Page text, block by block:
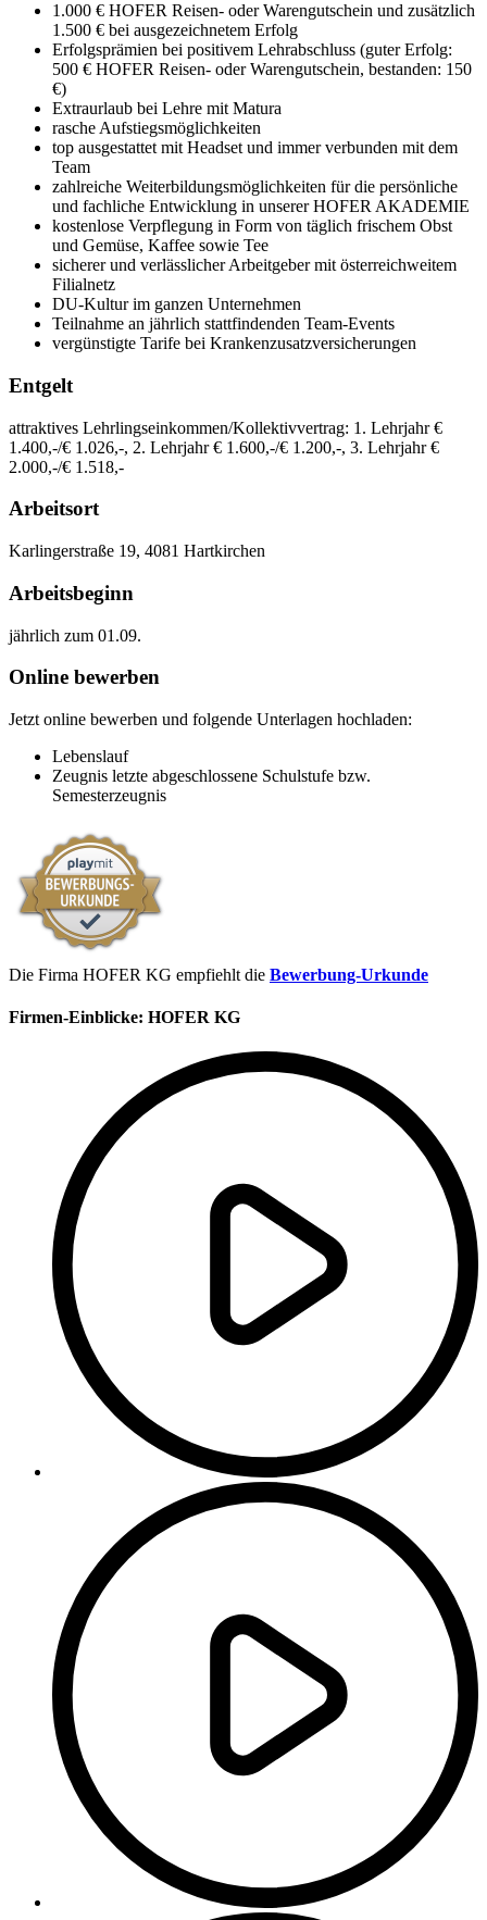
1.000 € HOFER Reisen- oder Warengutschein und zusätzlich
1.500 € bei ausgezeichnetem Erfolg
Erfolgsprämien bei positivem Lehrabschluss (guter Erfolg:
500 € HOFER Reisen- oder Warengutschein, bestanden: 150
€)
Extraurlaub bei Lehre mit Matura
rasche Aufstiegsmöglichkeiten
top ausgestattet mit Headset und immer verbunden mit dem
Team
zahlreiche Weiterbildungsmöglichkeiten für die persönliche
und fachliche Entwicklung in unserer HOFER AKADEMIE
kostenlose Verpflegung in Form von täglich frischem Obst
und Gemüse, Kaffee sowie Tee
sicherer und verlässlicher Arbeitgeber mit österreichweitem
Filialnetz
DU-Kultur im ganzen Unternehmen
Teilnahme an jährlich stattfindenden Team-Events
vergünstigte Tarife bei Krankenzusatzversicherungen
Entgelt
attraktives Lehrlingseinkommen/Kollektivvertrag: 1. Lehrjahr €
1.400,-/€ 1.026,-, 2. Lehrjahr € 1.600,-/€ 1.200,-, 3. Lehrjahr €
2.000,-/€ 1.518,-
Arbeitsort
​Karlingerstraße 19, 4081 Hartkirchen​​
Arbeitsbeginn
jährlich zum 01.09.​
Online bewerben
Jetzt online bewerben und folgende Unterlagen hochladen:
Lebenslauf
Zeugnis letzte abgeschlossene Schulstufe bzw.
Semesterzeugnis
Die Firma HOFER KG empfiehlt die Bewerbung-Urkunde
Firmen-Einblicke: HOFER KG